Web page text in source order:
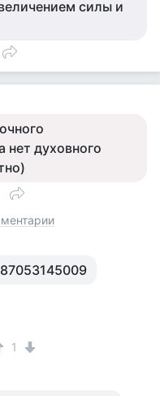
силы и
нет духовного
1